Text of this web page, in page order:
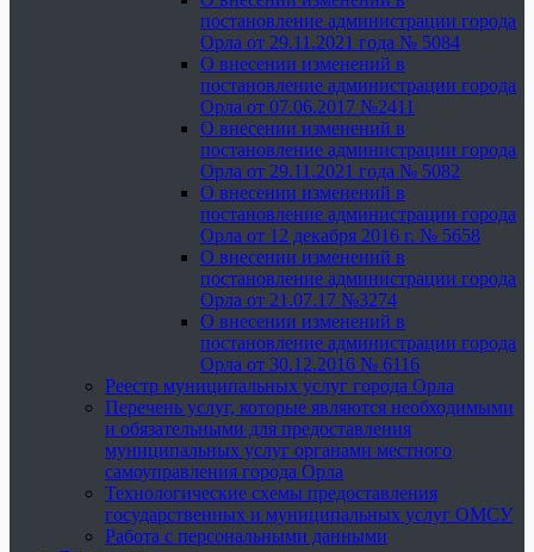
постановление администрации города
Орла от 29.11.2021 года № 5084
О внесении изменений в
постановление администрации города
Орла от 07.06.2017 №2411
О внесении изменений в
постановление администрации города
Орла от 29.11.2021 года № 5082
О внесении изменений в
постановление администрации города
Орла от 12 декабря 2016 г. № 5658
О внесении изменений в
постановление администрации города
Орла от 21.07.17 №3274
О внесении изменений в
постановление администрации города
Орла от 30.12.2016 № 6116
Реестр муниципальных услуг города Орла
Перечень услуг, которые являются необходимыми
и обязательными для предоставления
муниципальных услуг органами местного
самоуправления города Орла
Технологические схемы предоставления
государственных и муниципальных услуг ОМСУ
Работа с персональными данными